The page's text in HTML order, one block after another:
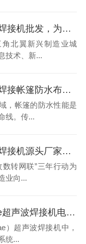
淮安超声波焊接机批发，为什么要跳过本地中间商找广东源头工厂？
北翼新兴制造业城
技术、新...
声峰超声波焊接帐篷防水布：告别针孔渗漏，拥抱无缝坚固
，帐篷的防水性能是
线。传...
宿迁超声波焊接机源头厂家怎么选？声峰超声波用实力说话
数转网联”三年行动为
业向...
杜肯Dukane超声波焊接机电磁阀异常？系统性排查与专业解决方案
）超声波焊接机中，
统...